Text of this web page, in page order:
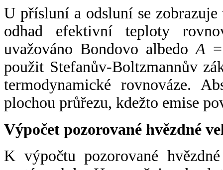
U přísluní a odsluní se
odhad efektivní teploty
uvažováno Bondovo albedoA
použit Stefanův-Boltzmannův
termodynamické rovnováze.
plochou průřezu, kdežto emise
Výpočet pozorované hvězdné
K výpočtu pozorované